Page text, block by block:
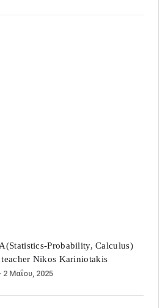
Probability, Calculus)
Nikos Kariniotakis
2 Μαΐου, 2025